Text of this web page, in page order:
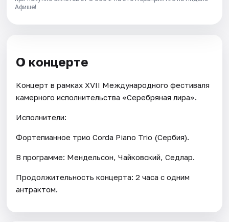
Афише!
О концерте
Концерт в рамках XVII Международного фестиваля
камерного исполнительства «Серебряная лира».
Исполнители:
Фортепианное трио Corda Piano Trio (Сербия).
В программе: Мендельсон, Чайковский, Седлар.
Продолжительность концерта: 2 часа с одним
антрактом.